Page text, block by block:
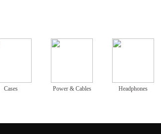
Cases Power & Cables Headphones